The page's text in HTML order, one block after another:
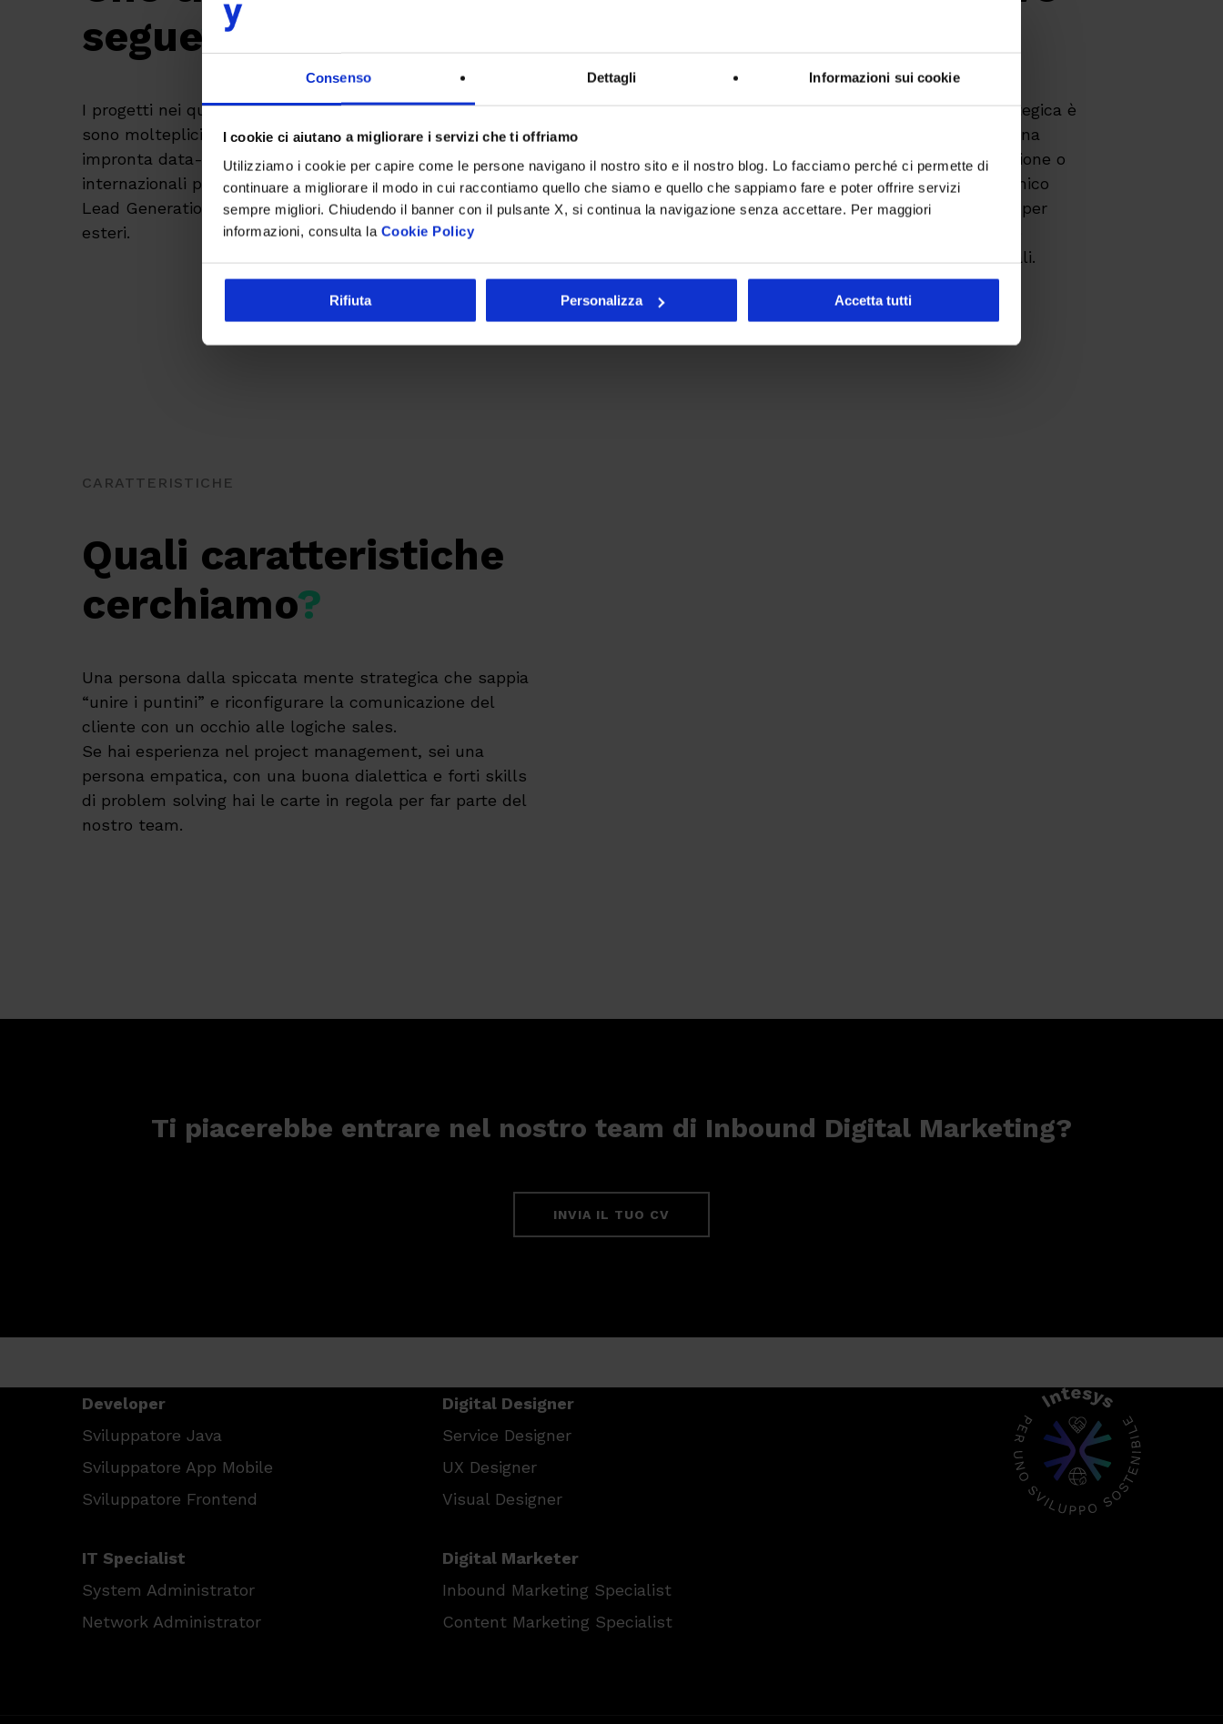
Consenso Dettagli Informazioni sui cookie
I cookie ci aiutano a migliorare i servizi che ti offriamo
Utilizziamo i cookie per capire come le persone navigano il nostro sito e il nostro blog. Lo facciamo perché ci permette di
continuare a migliorare il modo in cui raccontiamo quello che siamo e quello che sappiamo fare e poter offrire servizi
sempre migliori. Chiudendo il banner con il pulsante X, si continua la navigazione senza accettare. Per maggiori
informazioni, consulta la Cookie Policy
Rifiuta Personalizza Accetta tutti
segue?
I progetti nei quali lavora l’Inbound Marketing Specialist
sono molteplici ed articolati, connotati da una spiccata
impronta data-driven. Si interfaccia con interlocutori
internazionali prettamente di aziende B2B con obiettivi di
Lead Generation di qualità e penetrazione di mercati
esteri.
Una forte predisposizione alla comunicazione strategica è
l’asset fondamentale di questa figura. Può avere una
formazione specialistica in marketing e comunicazione o
in materie umanistiche con un background economico
consolidato. La conoscenza delle lingue è un plus per
l’attenzione e la predisposizione alle relazioni sociali.
CARATTERISTICHE
Quali caratteristiche
cerchiamo?
Una persona dalla spiccata mente strategica che sappia
“unire i puntini” e riconfigurare la comunicazione del
cliente con un occhio alle logiche sales.
Se hai esperienza nel project management, sei una
persona empatica, con una buona dialettica e forti skills
di problem solving hai le carte in regola per far parte del
nostro team.
Ti piacerebbe entrare nel nostro team di Inbound Digital Marketing?
INVIA IL TUO CV
Developer
Sviluppatore Java
Sviluppatore App Mobile
Sviluppatore Frontend
IT Specialist
System Administrator
Network Administrator
Digital Designer
Service Designer
UX Designer
Visual Designer
Digital Marketer
Inbound Marketing Specialist
Content Marketing Specialist